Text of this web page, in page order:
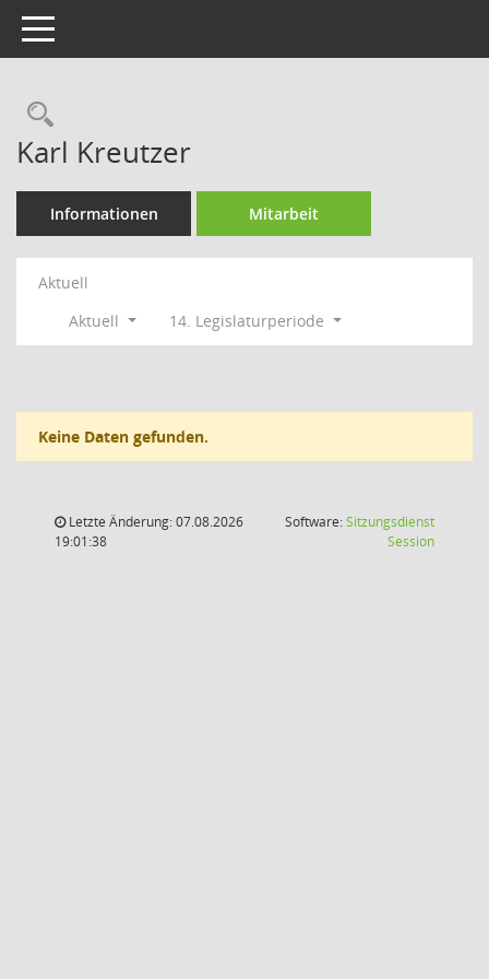
Toggle navigation
Rechercheauswahl
Karl Kreutzer
Informationen Mitarbeit
Aktuell
Aktuell
14. Legislaturperiode
Keine Daten gefunden.
Letzte Änderung: 07.08.2026
19:01:38
Software:Sitzungsdienst
Session(Wird in